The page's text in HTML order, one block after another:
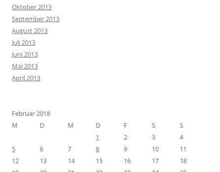
Oktober 2013
September 2013
August 2013
Juli 2013
Juni 2013
Mai 2013
April 2013
Februar 2018
M
D M D F S
S
1
2 3
4
5
6 7 8 9 10
11
12
13 14 15 16 17
18